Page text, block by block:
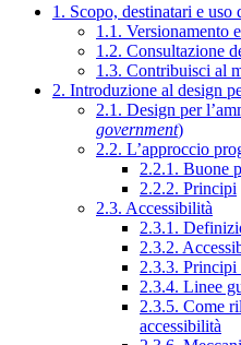
1. Scopo, destinatari e
1.1. Versionamento
1.2. Consultazione
1.3. Contribuisci al
2. Introduzione al design
2.1. Design per
government)
2.2. L’approccio
2.2.1. Buone
2.2.2. Principi
2.3. Accessibilità
2.3.1.
2.3.2.
2.3.3. Principi
2.3.4. Linee
2.3.5. Come
accessibilità